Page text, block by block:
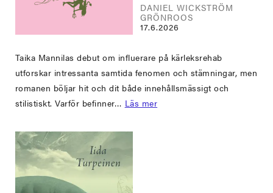
DANIEL WICKSTRÖM
GRÖNROOS
17.6.2026
Taika Mannilas debut om influerare på kärleksrehab
utforskar intressanta samtida fenomen och stämningar, men
romanen böljar hit och dit både innehållsmässigt och
stilistiskt. Varför befinner… Läs mer